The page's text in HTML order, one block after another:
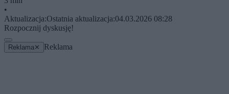
•
Aktualizacja:Ostatnia aktualizacja:04.03.2026 08:28
Rozpocznij dyskusję!
Reklama ✕ Reklama